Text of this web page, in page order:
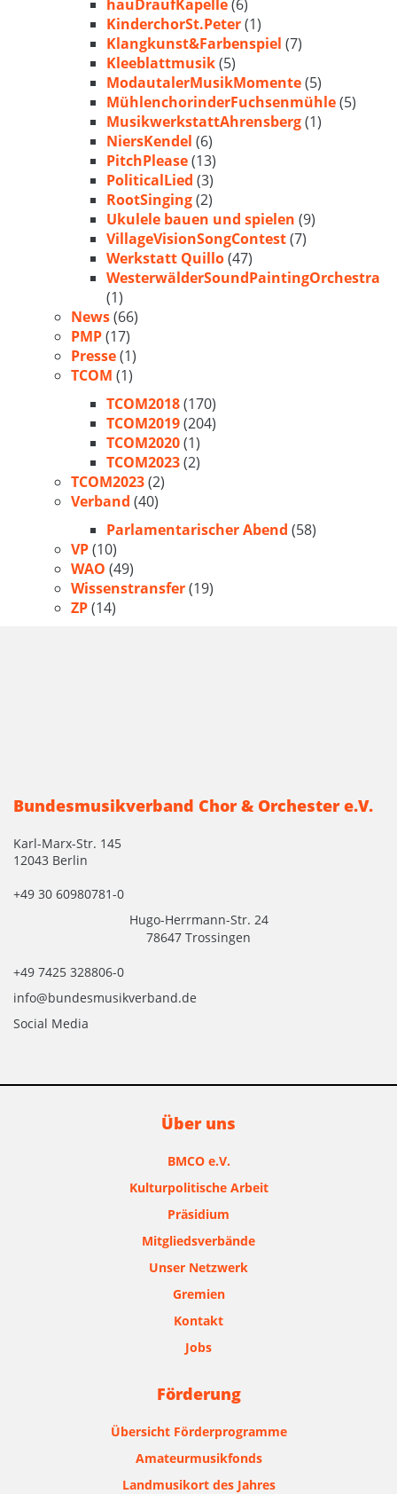
hauDraufKapelle(6)
KinderchorSt.Peter(1)
Klangkunst&Farbenspiel (7)
Kleeblattmusik(5)
ModautalerMusikMomente(5)
MühlenchorinderFuchsenmühle(5)
MusikwerkstattAhrensberg(1)
NiersKendel (6)
PitchPlease(13)
PoliticalLied (3)
RootSinging(2)
Ukulele bauen und spielen (9)
VillageVisionSongContest(7)
Werkstatt Quillo(47)
WesterwälderSoundPaintingOrchestra
(1)
News(66)
PMP(17)
Presse(1)
TCOM (1)
TCOM2018(170)
TCOM2019(204)
TCOM2020(1)
TCOM2023(2)
TCOM2023(2)
Verband (40)
Parlamentarischer Abend (58)
VP(10)
WAO (49)
Wissenstransfer(19)
ZP(14)
Bundesmusikverband Chor & Orchester e.V.
Karl-Marx-Str. 145
12043 Berlin
+49 30 60980781-0
Hugo-Herrmann-Str. 24
78647 Trossingen
+49 7425 328806-0
info@bundesmusikverband.de
Social Media
Über uns
BMCO e.V.
Kulturpolitische Arbeit
Präsidium
Mitgliedsverbände
Unser Netzwerk
Gremien
Kontakt
Jobs
Förderung
Übersicht Förderprogramme
Amateurmusikfonds
Landmusikort des Jahres